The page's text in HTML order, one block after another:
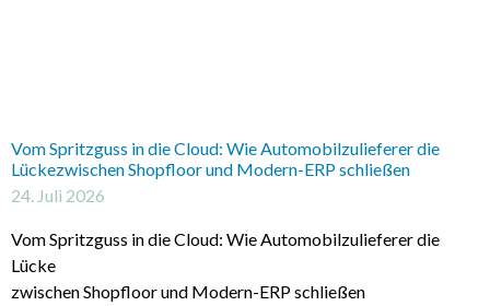
Vom Spritzguss in die Cloud: Wie Automobilzulieferer die
Lückezwischen Shopfloor und Modern-ERP schließen
24. Juli 2026
Vom Spritzguss in die Cloud: Wie Automobilzulieferer die
Lücke
zwischen Shopfloor und Modern-ERP schließen